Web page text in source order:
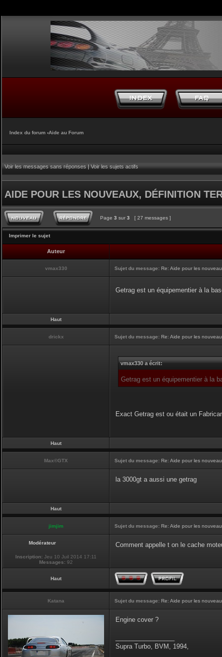
Index du forum ‹Aide au Forum
Voir les messages sans réponses|Voir les sujets actifs
AIDE POUR LES NOUVEAUX, DÉFINITION
Page 3 sur 3 [ 27 messages ]
Imprimer le sujet
Auteur
vmax330 Sujet du message: Re: Aide pour les
Getrag est un équipementier à la
Haut
drickx Sujet du message: Re: Aide pour les
vmax330 a écrit:
Getrag est un équipementier à la
Exact Getrag est ou était un
Haut
Max©GTX Sujet du message: Re: Aide pour les
la 3000gt a aussi une getrag
Haut
jimjim Sujet du message: Re: Aide pour les
Modérateur
Inscription: Jeu 10 Juil 2014 17:11
Messages: 92
Comment appelle t on le cache
Haut
Katana Sujet du message: Re: Aide pour les
Engine cover ?
Supra Turbo, BVM, 1994,